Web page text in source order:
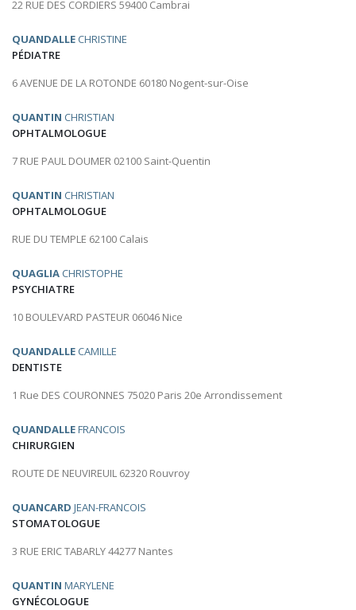
22 RUE DES CORDIERS 59400 Cambrai
QUANDALLE CHRISTINE
PÉDIATRE
6 AVENUE DE LA ROTONDE 60180 Nogent-sur-Oise
QUANTIN CHRISTIAN
OPHTALMOLOGUE
7 RUE PAUL DOUMER 02100 Saint-Quentin
QUANTIN CHRISTIAN
OPHTALMOLOGUE
RUE DU TEMPLE 62100 Calais
QUAGLIA CHRISTOPHE
PSYCHIATRE
10 BOULEVARD PASTEUR 06046 Nice
QUANDALLE CAMILLE
DENTISTE
1 Rue DES COURONNES 75020 Paris 20e Arrondissement
QUANDALLEFRANCOIS
CHIRURGIEN
ROUTE DE NEUVIREUIL 62320 Rouvroy
QUANCARD JEAN-FRANCOIS
STOMATOLOGUE
3 RUE ERIC TABARLY 44277 Nantes
QUANTIN MARYLENE
GYNÉCOLOGUE